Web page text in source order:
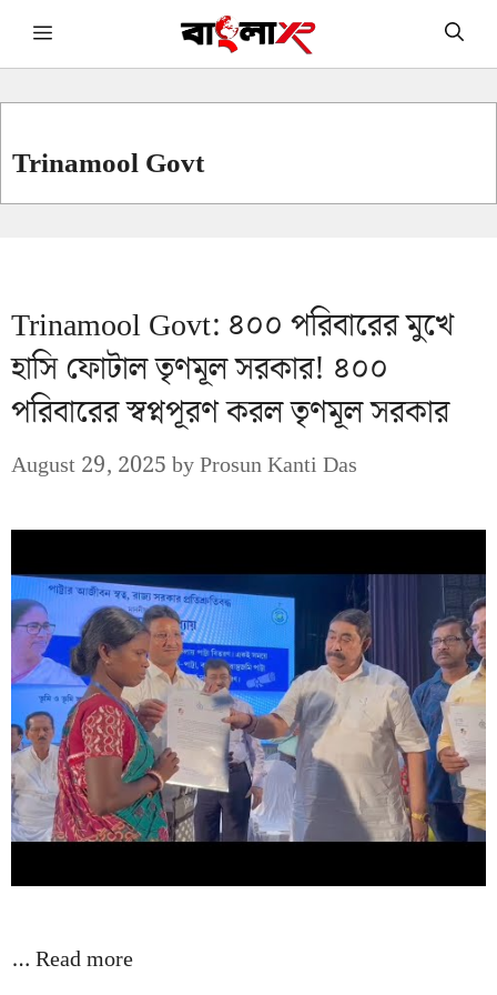
Skip Menu
Trinamool Govt
Trinamool Govt: ৪০০ পরিবারের মুখে
হাসি ফোটাল তৃণমূল সরকার! ৪০০
পরিবারের স্বপ্নপূরণ করল তৃণমূল সরকার
August 29, 2025byProsun Kanti Das
…Read more